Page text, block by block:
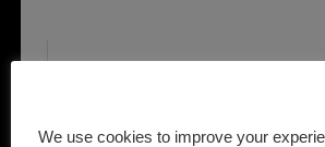
We use cookies to improve your